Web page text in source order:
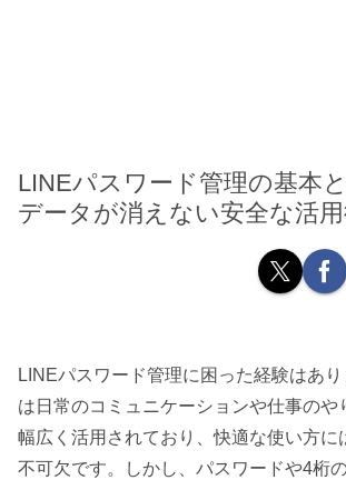
LINEパスワード管理の基本
データが消えない安全な活
LINEパスワード管理に困った経験はあ
は日常のコミュニケーションや仕事のや
幅広く活用されており、快適な使い方に
不可欠です。しかし、パスワードや4桁